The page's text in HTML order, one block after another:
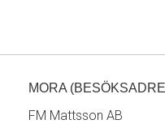
MORA
FM Mattsson AB